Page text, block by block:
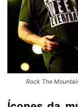
Rock The